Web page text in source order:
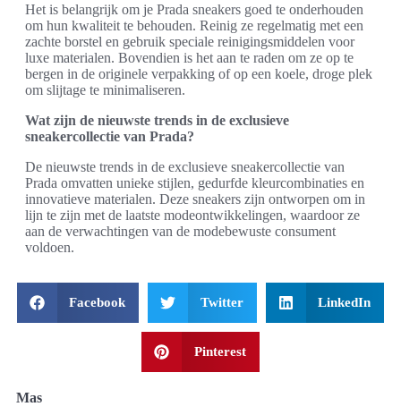
Het is belangrijk om je Prada sneakers goed te onderhouden
om hun kwaliteit te behouden. Reinig ze regelmatig met een
zachte borstel en gebruik speciale reinigingsmiddelen voor
luxe materialen. Bovendien is het aan te raden om ze op te
bergen in de originele verpakking of op een koele, droge plek
om slijtage te minimaliseren.
Wat zijn de nieuwste trends in de exclusieve
sneakercollectie van Prada?
De nieuwste trends in de exclusieve sneakercollectie van
Prada omvatten unieke stijlen, gedurfde kleurcombinaties en
innovatieve materialen. Deze sneakers zijn ontworpen om in
lijn te zijn met de laatste modeontwikkelingen, waardoor ze
aan de verwachtingen van de modebewuste consument
voldoen.
Facebook Twitter LinkedIn
Pinterest
Mas